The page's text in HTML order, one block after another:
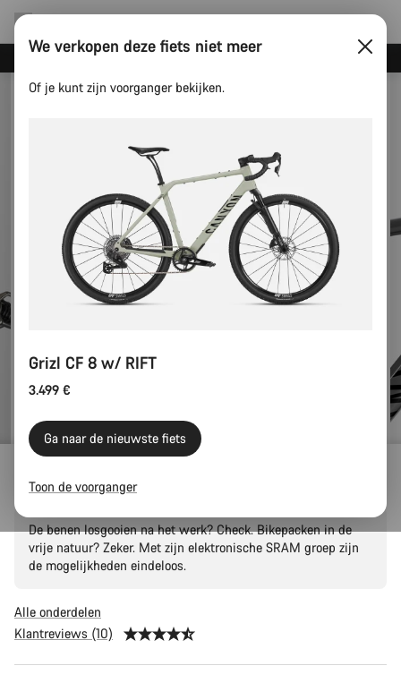
Grizl CF SL 8 Eagle
De benen losgooien na het werk? Check. Bikepacken in de
vrije natuur? Zeker. Met zijn elektronische SRAM groep zijn
de mogelijkheden eindeloos.
Alle onderdelen
Klantreviews (10)
We verkopen deze fiets niet meer
Of je kunt zijn voorganger bekijken.
Grizl CF 8 w/ RIFT
3.499 €
Ga naar de nieuwste fiets
Toon de voorganger